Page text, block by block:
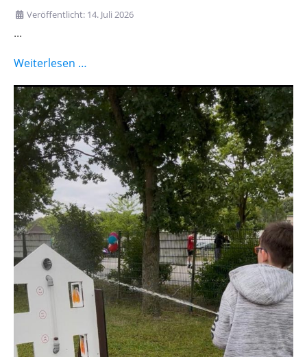
Veröffentlicht: 14. Juli 2026
...
Weiterlesen …